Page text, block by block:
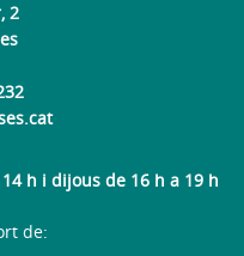
2
h i dijous de 16 h a 19 h
de: